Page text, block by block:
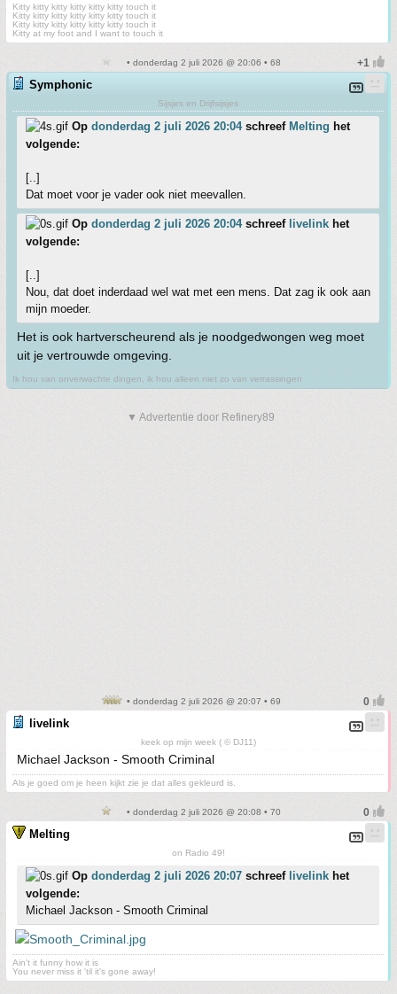
Kitty kitty kitty kitty kitty kitty touch it
Kitty kitty kitty kitty kitty kitty touch it
Kitty kitty kitty kitty kitty kitty touch it
Kitty at my foot and I want to touch it
• donderdag 2 juli 2026 @ 20:06 • 68
Symphonic
Sijsjes en Drijfsijsjes
Op donderdag 2 juli 2026 20:04schreef Melting het
volgende:
[..]
Dat moet voor je vader ook niet meevallen.
Op donderdag 2 juli 2026 20:04schreef livelink het
volgende:
[..]
Nou, dat doet inderdaad wel wat met een mens. Dat zag ik ook aan
mijn moeder.
Het is ook hartverscheurend als je noodgedwongen weg moet
uit je vertrouwde omgeving.
Ik hou van onverwachte dingen, ik hou alleen niet zo van verrassingen
▼ Advertentie door Refinery89
• donderdag 2 juli 2026 @ 20:07 • 69
livelink
keek op mijn week ( © DJ11)
Michael Jackson - Smooth Criminal
Als je goed om je heen kijkt zie je dat alles gekleurd is.
• donderdag 2 juli 2026 @ 20:08 • 70
Melting
on Radio 49!
Op donderdag 2 juli 2026 20:07 schreef livelink het
volgende:
Michael Jackson - Smooth Criminal
Ain't it funny how it is
You never miss it 'til it's gone away!